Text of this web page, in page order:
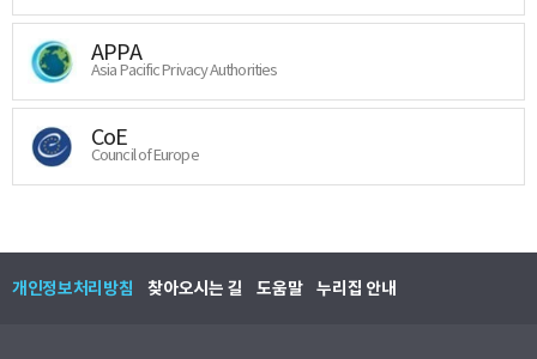
APPA
Asia Pacific Privacy Authorities
CoE
Council of Europe
개인정보처리방침 찾아오시는 길 도움말 누리집 안내